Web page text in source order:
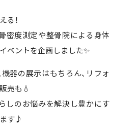
る！
密度測定や整骨院による身体
ベントを企画しました✨
器の展示はもちろん、リフォ
売も💧
しのお悩みを解決し豊かにす
す♪